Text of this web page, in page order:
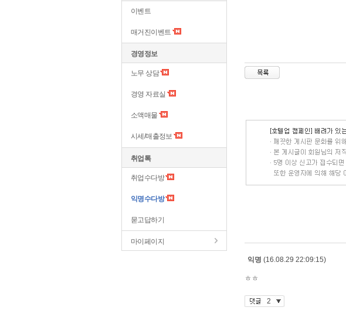
이벤트
매거진이벤트
경영정보
노무 상담
경영 자료실
소액매물
시세/매출정보
취업톡
취업수다방
익명수다방
묻고답하기
마이페이지